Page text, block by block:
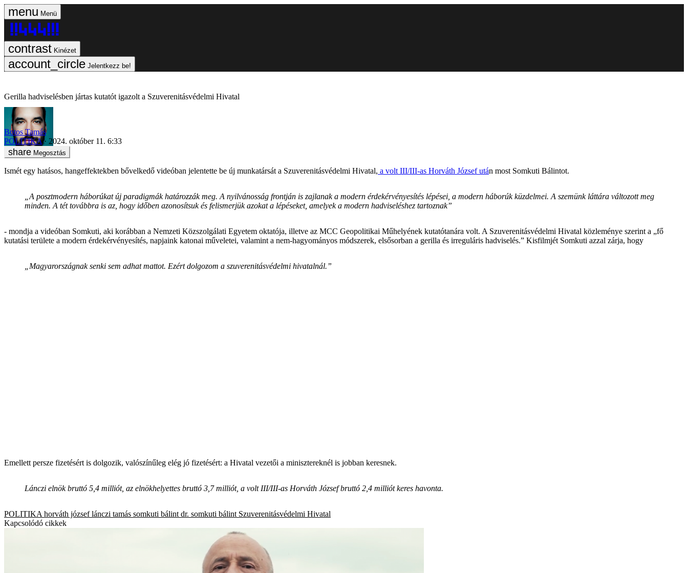
Menü
Kinézet
Jelentkezz be!
Gerilla hadviselésben jártas kutatót igazolt a Szuverenitásvédelmi Hivatal
Botos Tamás
POLITIKA
2024. október 11. 6:33
Megosztás
Ismét egy hatásos, hangeffektekben bővelkedő videóban jelentette be új munkatársát a Szuverenitásvédelmi Hivatal, a volt III/III-as Horváth József után most Somkuti Bálintot.
„A posztmodern háborúkat új paradigmák határozzák meg. A nyilvánosság frontján is zajlanak a modern érdekérvényesítés lépései, a modern háborúk küzdelmei. A szemünk láttára változott meg
minden. A tét továbbra is az, hogy időben azonosítsuk és felismerjük azokat a lépéseket, amelyek a modern hadviseléshez tartoznak”
- mondja a videóban Somkuti, aki korábban a Nemzeti Közszolgálati Egyetem oktatója, illetve az MCC Geopolitikai Műhelyének kutatótanára volt. A Szuverenitásvédelmi Hivatal közleménye szerint a „fő
kutatási területe a modern érdekérvényesítés, napjaink katonai műveletei, valamint a nem-hagyományos módszerek, elsősorban a gerilla és irreguláris hadviselés.” Kisfilmjét Somkuti azzal zárja, hogy
„Magyarországnak senki sem adhat mattot. Ezért dolgozom a szuverenitásvédelmi hivatalnál.”
Emellett persze fizetésért is dolgozik, valószínűleg elég jó fizetésért: a Hivatal vezetői a minisztereknél is jobban keresnek.
Lánczi elnök bruttó 5,4 milliót, az elnökhelyettes bruttó 3,7 milliót, a volt III/III-as Horváth József bruttó 2,4 milliót keres havonta.
POLITIKA horváth józsef lánczi tamás somkuti bálint dr. somkuti bálint Szuverenitásvédelmi Hivatal
Kapcsolódó cikkek